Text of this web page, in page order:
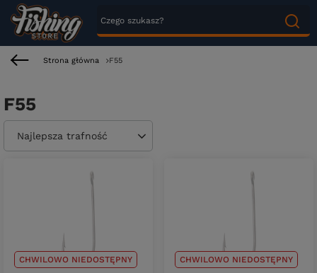
Strona główna F55
F55
Zmień sortowanie
Najlepsza trafność
CHWILOWO NIEDOSTĘPNY CHWILOWO NIEDOSTĘPNY